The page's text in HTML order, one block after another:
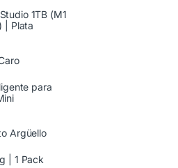
1TB (M1
| Plata
para
Argüello
| 1 Pack